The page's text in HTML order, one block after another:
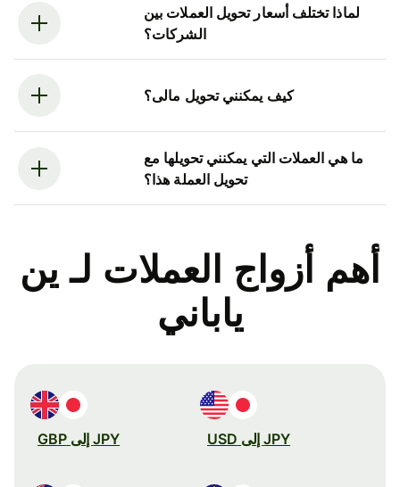
لماذا تختلف أسعار تحويل العملات بين
الشركات؟
كيف يمكنني تحويل مالى؟
ما هي العملات التي يمكنني تحويلها مع
تحويل العملة هذا؟
أهم أزواج العملات لـ ين
ياباني
JPY إلى USD JPY إلى GBP